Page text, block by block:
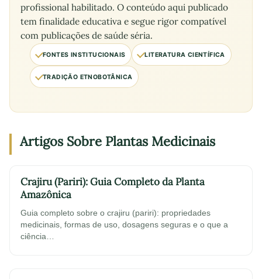
profissional habilitado. O conteúdo aqui publicado
tem finalidade educativa e segue rigor compatível
com publicações de saúde séria.
FONTES INSTITUCIONAIS LITERATURA CIENTÍFICA
TRADIÇÃO ETNOBOTÂNICA
Artigos Sobre Plantas Medicinais
Crajiru (Pariri): Guia Completo da Planta
Amazônica
Guia completo sobre o crajiru (pariri): propriedades
medicinais, formas de uso, dosagens seguras e o que a
ciência…